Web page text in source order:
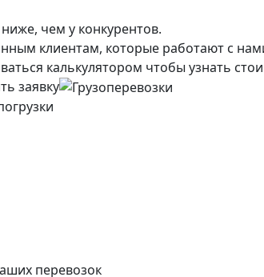
ниже, чем у конкурентов.
клиентам, которые работают с
калькулятором чтобы узнать
заявку
перевозок